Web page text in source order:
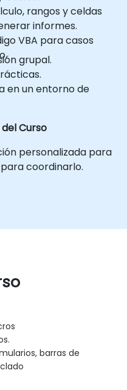
rangos y celdas
informes.
VBA para casos
grupal.
en un entorno de
Curso
personalizada para
coordinarlo.
barras de